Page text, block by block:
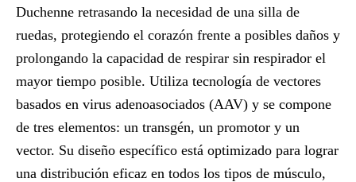
Duchenne retrasando la necesidad de una silla de
ruedas, protegiendo el corazón frente a posibles daños y
prolongando la capacidad de respirar sin respirador el
mayor tiempo posible. Utiliza tecnología de vectores
basados en virus adenoasociados (AAV) y se compone
de tres elementos: un transgén, un promotor y un
vector. Su diseño específico está optimizado para lograr
una distribución eficaz en todos los tipos de músculo,